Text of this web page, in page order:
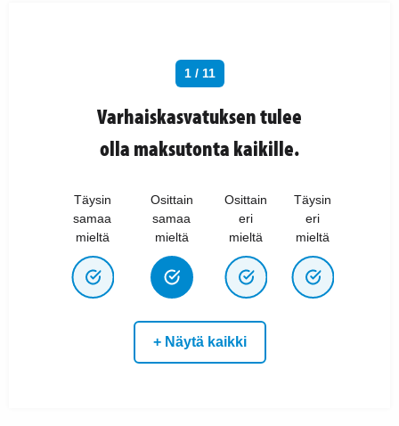
1 / 11
Varhaiskasvatuksen tulee
olla maksutonta kaikille.
Täysin
samaa
mieltä
Osittain
samaa
mieltä
Osittain
eri
mieltä
Täysin
eri
mieltä
+ Näytä kaikki